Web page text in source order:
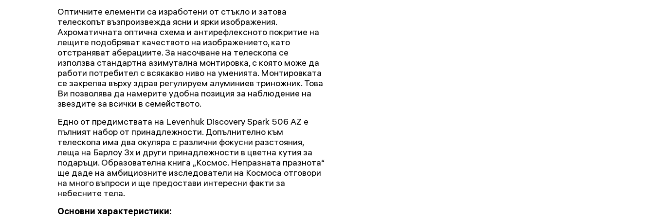
Оптичните елементи са изработени от стъкло и затова
телескопът възпроизвежда ясни и ярки изображения.
Ахроматичната оптична схема и антирефлексното покритие на
лещите подобряват качеството на изображението, като
отстраняват аберациите. За насочване на телескопа се
използва стандартна азимутална монтировка, с която може да
работи потребител с всякакво ниво на уменията. Монтировката
се закрепва върху здрав регулируем алуминиев триножник. Това
Ви позволява да намерите удобна позиция за наблюдение на
звездите за всички в семейството.
Едно от предимствата на Levenhuk Discovery Spark 506 AZ е
пълният набор от принадлежности. Допълнително към
телескопа има два окуляра с различни фокусни разстояния,
леща на Барлоу 3х и други принадлежности в цветна кутия за
подаръци. Образователна книга „Космос. Непразната празнота“
ще даде на амбициозните изследователи на Космоса отговори
на много въпроси и ще предостави интересни факти за
небесните тела.
Основни характеристики: